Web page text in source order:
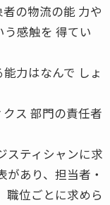
の物流の能 力や
感触を 得てい
力はなんで しょ
ス 部門の責任者
スティシャンに求
あり、担当者・
職位ごとに求めら